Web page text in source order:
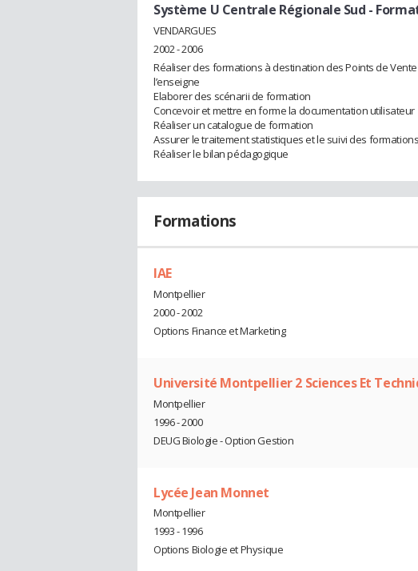
Système U Centrale Régionale Sud -
VENDARGUES
2002 - 2006
Réaliser des formations à destination des Points de
l’enseigne
Elaborer des scénarii de formation
Concevoir et mettre en forme la documentation utilisateur
Réaliser un catalogue de formation
Assurer le traitement statistiques et le suivi des formations
Réaliser le bilan pédagogique
Formations
IAE
Montpellier
2000 - 2002
Options Finance et Marketing
Université Montpellier 2 Sciences Et
Montpellier
1996 - 2000
DEUG Biologie - Option Gestion
Lycée Jean Monnet
Montpellier
1993 - 1996
Options Biologie et Physique